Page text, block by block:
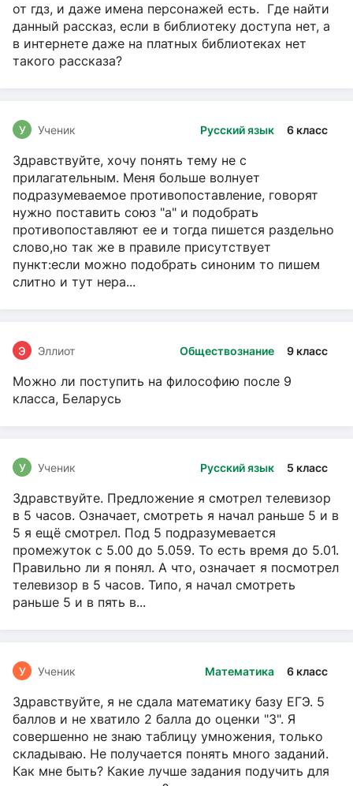
от гдз, и даже имена персонажей есть. Где найти
данный рассказ, если в библиотеку доступа нет, а
в интернете даже на платных библиотеках нет
такого рассказа?
Русский язык 6 класс
У Ученик
Здравствуйте, хочу понять тему не с
прилагательным. Меня больше волнует
подразумеваемое противопоставление, говорят
нужно поставить союз "а" и подобрать
противопоставляют ее и тогда пишется раздельно
слово,но так же в правиле присутствует
пункт:если можно подобрать синоним то пишем
слитно и тут нера...
Обществознание 9 класс
Э Эллиот
Можно ли поступить на философию после 9
класса, Беларусь
Русский язык 5 класс
У Ученик
Здравствуйте. Предложение я смотрел телевизор
в 5 часов. Означает, смотреть я начал раньше 5 и в
5 я ещё смотрел. Под 5 подразумевается
промежуток с 5.00 до 5.059. То есть время до 5.01.
Правильно ли я понял. А что, означает я посмотрел
телевизор в 5 часов. Типо, я начал смотреть
раньше 5 и в пять в...
Математика 6 класс
У Ученик
Здравствуйте, я не сдала математику базу ЕГЭ. 5
баллов и не хватило 2 балла до оценки "3". Я
совершенно не знаю таблицу умножения, только
складываю. Не получается понять много заданий.
Как мне быть? Какие лучше задания подучить для